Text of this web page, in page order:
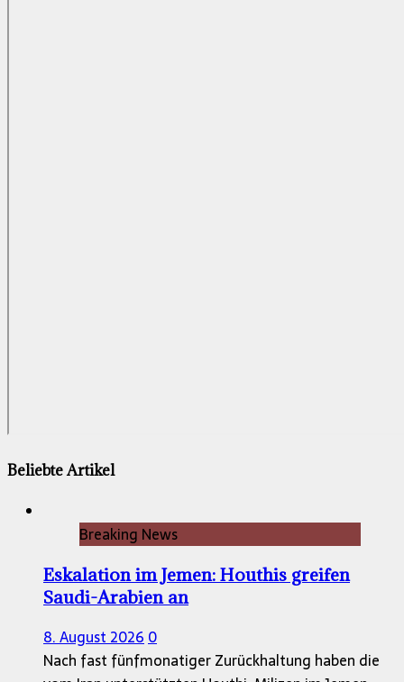
Beliebte Artikel
Breaking News
Eskalation im Jemen: Houthis greifen
Saudi-Arabien an
8. August 2026 0
Nach fast fünfmonatiger Zurückhaltung haben die